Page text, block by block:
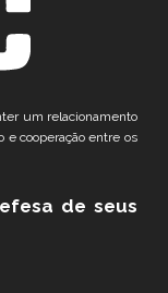
um relacionamento
e cooperação entre os
de seus